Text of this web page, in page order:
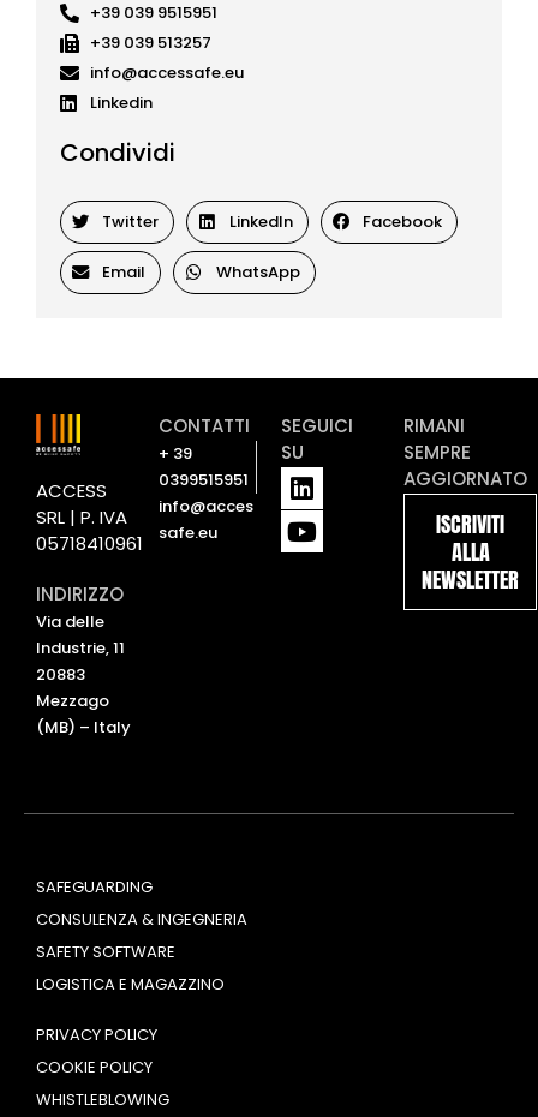
+39 039 9515951
+39 039 513257
info@accessafe.eu
Linkedin
Condividi
Twitter LinkedIn Facebook
Email WhatsApp
ACCESS
SRL | P. IVA
05718410961
INDIRIZZO
Via delle
Industrie, 11
20883
Mezzago
(MB) – Italy
CONTATTI
+ 39
0399515951
info@acces
safe.eu
SEGUICI
SU
L
i
n
k
Y
o
u
t
RIMANI
SEMPRE
AGGIORNATO
ISCRIVITI
ALLA
NEWSLETTER
SAFEGUARDING
CONSULENZA & INGEGNERIA
SAFETY SOFTWARE
LOGISTICA E MAGAZZINO
PRIVACY POLICY
COOKIE POLICY
WHISTLEBLOWING